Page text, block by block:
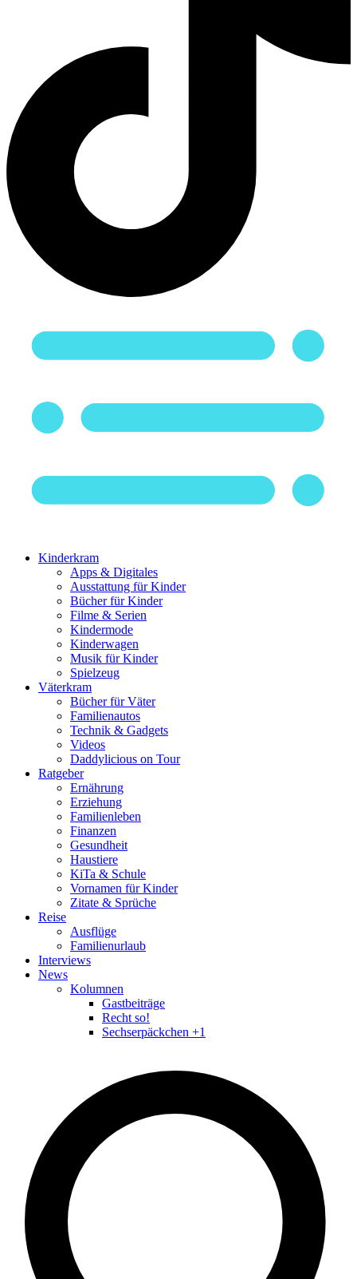
Kinderkram
Apps & Digitales
Ausstattung für Kinder
Bücher für Kinder
Filme & Serien
Kindermode
Kinderwagen
Musik für Kinder
Spielzeug
Väterkram
Bücher für Väter
Familienautos
Technik & Gadgets
Videos
Daddylicious on Tour
Ratgeber
Ernährung
Erziehung
Familienleben
Finanzen
Gesundheit
Haustiere
KiTa & Schule
Vornamen für Kinder
Zitate & Sprüche
Reise
Ausflüge
Familienurlaub
Interviews
News
Kolumnen
Gastbeiträge
Recht so!
Sechserpäckchen +1